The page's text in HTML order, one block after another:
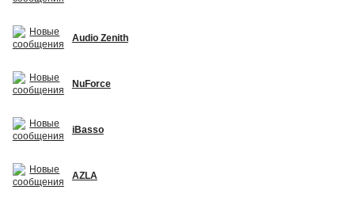
Audio Zenith
NuForce
iBasso
AZLA